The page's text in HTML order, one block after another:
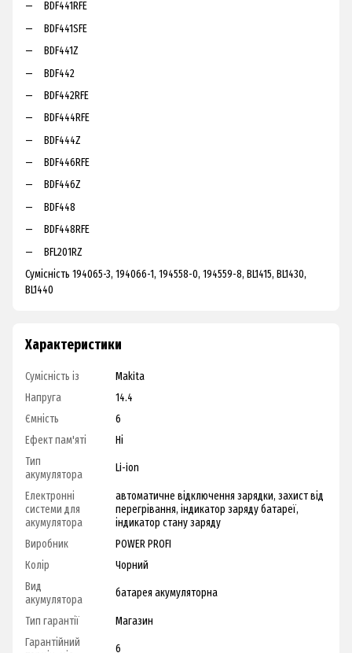
BDF441RFE
BDF441SFE
BDF441Z
BDF442
BDF442RFE
BDF444RFE
BDF444Z
BDF446RFE
BDF446Z
BDF448
BDF448RFE
BFL201RZ
Сумісність 194065-3, 194066-1, 194558-0, 194559-8, BL1415, BL1430,
BL1440
Характеристики
Сумісність із
Makita
Напруга
14.4
Ємність
6
Ефект пам'яті
Ні
Тип
акумулятора
Li-ion
Електронні
системи для
акумулятора
автоматичне відключення зарядки, захист від
перегрівання, індикатор заряду батареї,
індикатор стану заряду
Виробник
POWER PROFI
Колір
Чорний
Вид
акумулятора
батарея акумуляторна
Тип гарантії
Магазин
Гарантійний
6